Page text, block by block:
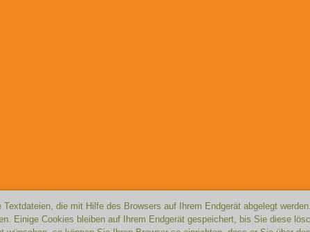
die mit Hilfe des Browsers auf Ihrem Endgerät abgelegt
Einige Cookies bleiben auf Ihrem Endgerät gespeichert, bis Sie diese